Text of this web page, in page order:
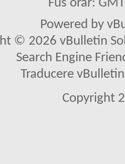
Fus orar:
Powered by
© 2026 vBulletin
Search Engine
Traducere
Copyright